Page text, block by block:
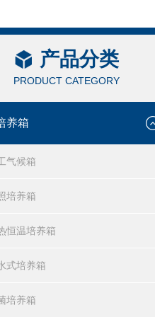
产品分类
PRODUCT CATEGORY
养箱
气候箱
培养箱
恒温培养箱
式培养箱
培养箱